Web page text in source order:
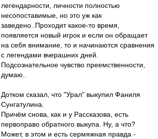
легендарности, личности полностью
несопоставимые, но это уж как
заведено..Проходит какое-то время,
появляется новый игрок и если он обращает
на себя внимание, то и начинаются сравнения
с легендами вчерашних дней.
Подсознательное чувство преемственности,
думаю..
Дотком сказал, что "Урал" выкупил Фаниля
Сунгатулина.
Причём снова, как и у Рассказова, есть
первоправо обратного выкупа. Ну, а что?
Может, в этом и есть сермяжная правда -